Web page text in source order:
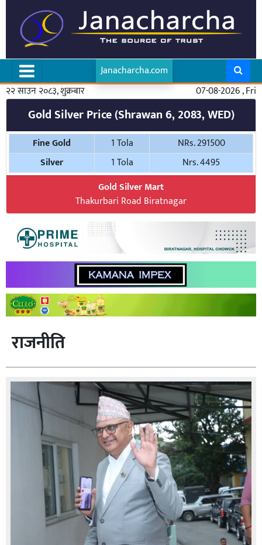
Janacharcha.com
२२ साउन २०८३, शुक्रबार
07-08-2026 , Fri
Gold Silver Price (Shrawan 6, 2083, WED)
Fine Gold 1 Tola
NRs. 291500
Silver
1 Tola
Nrs. 4495
Gold Silver Mart
Thakurbari Road Biratnagar
राजनीति